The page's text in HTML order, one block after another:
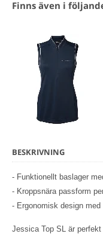
Finns även i
BESKRIVNING
- Funktionellt baslager
- Kroppsnära passform
- Ergonomisk design
Jessica Top SL är